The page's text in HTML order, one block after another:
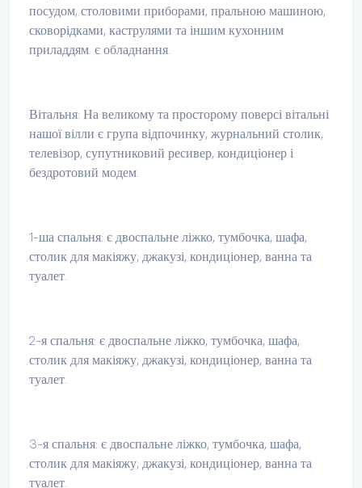
посудом, столовими приборами, пральною машиною,
сковорідками, каструлями та іншим кухонним
приладдям. є обладнання.
Вітальня: На великому та просторому поверсі вітальні
нашої вілли є група відпочинку, журнальний столик,
телевізор, супутниковий ресивер, кондиціонер і
бездротовий модем.
1-ша спальня: є двоспальне ліжко, тумбочка, шафа,
столик для макіяжу, джакузі, кондиціонер, ванна та
туалет.
2-я спальня: є двоспальне ліжко, тумбочка, шафа,
столик для макіяжу, джакузі, кондиціонер, ванна та
туалет.
3-я спальня: є двоспальне ліжко, тумбочка, шафа,
столик для макіяжу, джакузі, кондиціонер, ванна та
туалет.